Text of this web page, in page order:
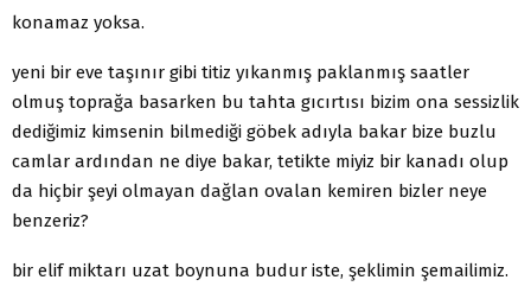
konamaz yoksa.
yeni bir eve taşınır gibi titiz yıkanmış paklanmış saatler
olmuş toprağa basarken bu tahta gıcırtısı bizim ona sessizlik
dediğimiz kimsenin bilmediği göbek adıyla bakar bize buzlu
camlar ardından ne diye bakar, tetikte miyiz bir kanadı olup
da hiçbir şeyi olmayan dağlan ovalan kemiren bizler neye
benzeriz?
bir elif miktarı uzat boynuna budur iste, şeklimin şemailimiz.